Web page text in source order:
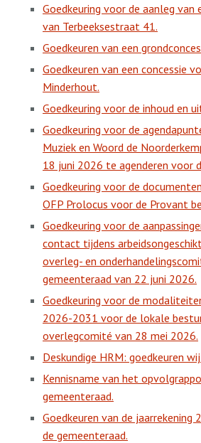
Goedkeuring voor de aanleg
van Terbeeksestraat 41.
Goedkeuren van een
Goedkeuren van een concessie
Minderhout.
Goedkeuring voor de inhoud en
Goedkeuring voor de
Muziek en Woord de
18 juni 2026 te agenderen voor
Goedkeuring voor de
OFP Prolocus voor de Provant
Goedkeuring voor de
contact tijdens
overleg- en
gemeenteraad van 22 juni 2026.
Goedkeuring voor de
2026-2031 voor de lokale
overlegcomité van 28 mei 2026.
Deskundige HRM: goedkeuren
Kennisname van het
gemeenteraad.
Goedkeuren van de
de gemeenteraad.